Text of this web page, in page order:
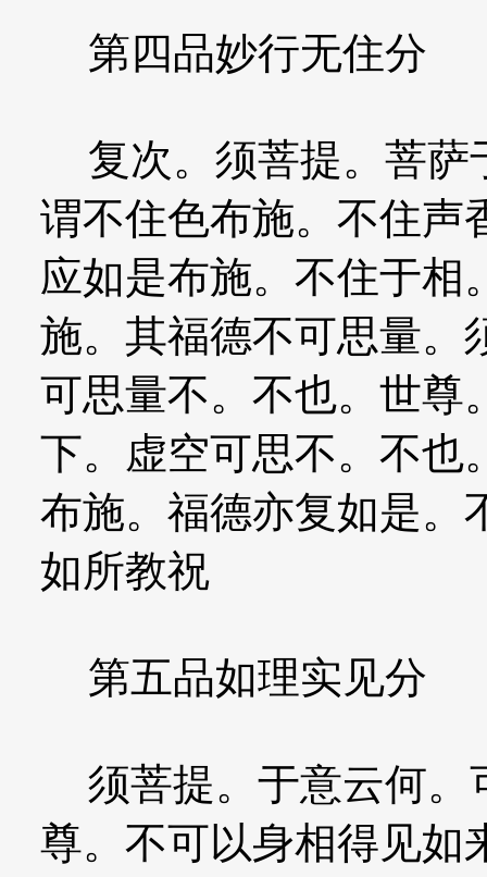
第四品妙行无住分
复次。须菩提。菩萨
谓不住色布施。不住声
应如是布施。不住于相
施。其福德不可思量。
可思量不。不也。世尊
下。虚空可思不。不也
布施。福德亦复如是。
如所教祝
第五品如理实见分
须菩提。于意云何。
尊。不可以身相得见如